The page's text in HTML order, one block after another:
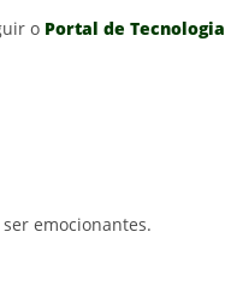
o Portal de Tecnologia
emocionantes.